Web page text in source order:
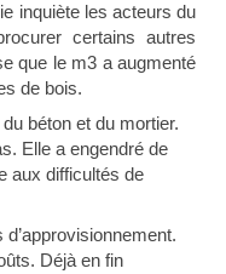
inquiète les acteurs du
certains autres
que le m3 a augmenté
de bois.
béton et du mortier.
Elle a engendré de
aux difficultés de
Déjà en fin